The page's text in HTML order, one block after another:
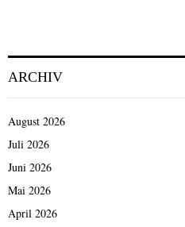
ARCHIV
August 2026
Juli 2026
Juni 2026
Mai 2026
April 2026